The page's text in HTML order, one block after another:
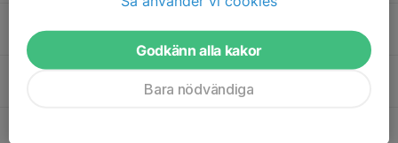
Ons
10:00
Promenad/stavgång/powerwalk/löpning
Klubblokalen
Godkänn alla kakor
Bara nödvändiga